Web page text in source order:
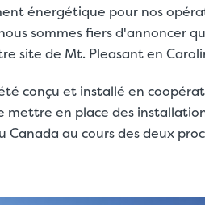
énergétique pour nos
sommes fiers d'annoncer
site de Mt. Pleasant en
conçu et installé en
en place des
Canada au cours des deux